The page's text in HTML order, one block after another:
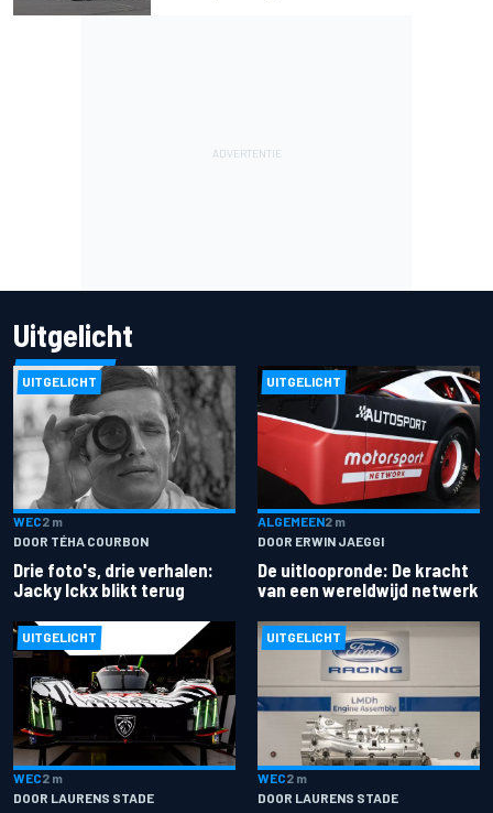
Uitgelicht
UITGELICHT
WEC2 m
DOOR TÉHA COURBON
Drie foto's, drie verhalen:
Jacky Ickx blikt terug
UITGELICHT
ALGEMEEN2 m
DOOR ERWIN JAEGGI
De uitloopronde: De kracht
van een wereldwijd netwerk
UITGELICHT
WEC2 m
DOOR LAURENS STADE
UITGELICHT
WEC2 m
DOOR LAURENS STADE